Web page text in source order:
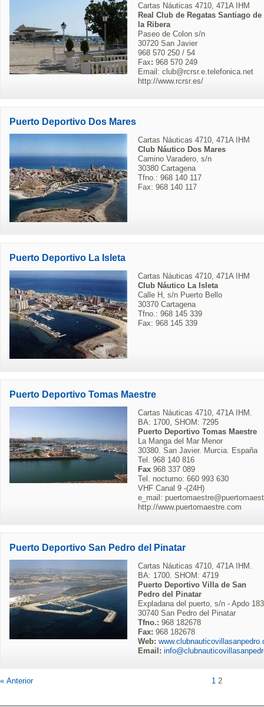
Cartas Náuticas 4710, 471A IHM
Real Club de Regatas Santiago de
la Ribera
Paseo de Colon s/n
30720 San Javier
968 570 250 / 54
Fax: 968 570 249
Email: club@rcrsr.e.telefonica.net
http://www.rcrsr.es/
Puerto Deportivo Dos Mares
Cartas Náuticas 4710, 471A IHM
Club Náutico Dos Mares
Camino Varadero, s/n
30380 Cartagena
Tfno.: 968 140 117
Fax: 968 140 117
Puerto Deportivo La Isleta
Cartas Náuticas 4710, 471A IHM
Club Náutico La Isleta
Calle H, s/n Puerto Bello
30370 Cartagena
Tfno.: 968 145 339
Fax: 968 145 339
Puerto Deportivo Tomas Maestre
Cartas Náuticas 4710, 471A IHM.
BA: 1700, SHOM: 7295
Puerto Deportivo Tomas Maestre
La Manga del Mar Menor
30380. San Javier. Murcia. España
Tel. 968 140 816
Fax 968 337 089
Tel. nocturno: 660 993 630
VHF Canal 9 -(24H)
e_mail:
http://www.puertomaestre.com
Puerto Deportivo San Pedro del Pinatar
Cartas Náuticas 4710, 471A IHM.
BA: 1700. SHOM: 4719
Puerto Deportivo Villa de San
Pedro del Pinatar
Expladana del puerto, s/n - Apdo 183
30740 San Pedro del Pinatar
Tfno.: 968 182678
Fax: 968 182678
Web:
Email:
« Anterior 1 2